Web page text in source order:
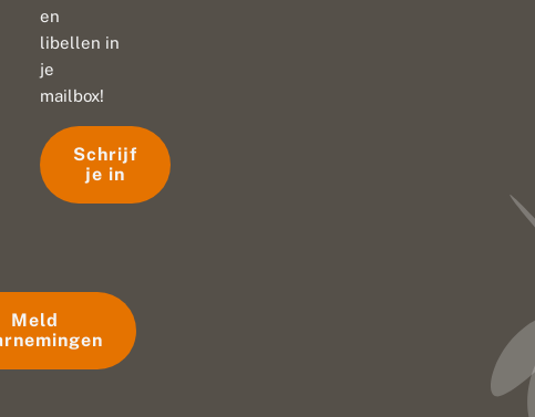
en
libellen in
je
mailbox!
Schrijf
je in
Meld